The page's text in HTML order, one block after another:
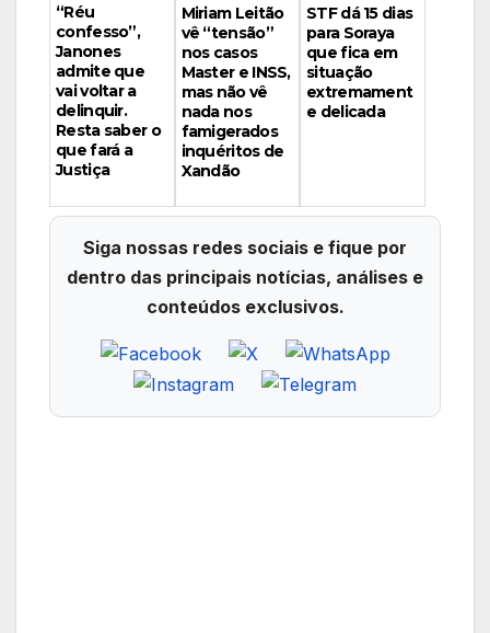
“Réu
confesso”,
Janones
admite que
vai voltar a
delinquir.
Resta saber o
que fará a
Justiça
Miriam Leitão
vê “tensão”
nos casos
Master e INSS,
mas não vê
nada nos
famigerados
inquéritos de
Xandão
STF dá 15 dias
para Soraya
que fica em
situação
extremament
e delicada
Siga nossas redes sociais e fique por
dentro das principais notícias, análises e
conteúdos exclusivos.